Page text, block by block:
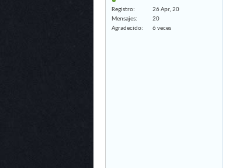
Registro
26 Apr, 20
Mensajes
20
Agradecido
6 veces